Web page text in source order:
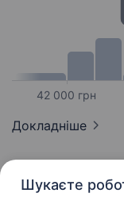
Шукаєте
42 000 грн
Докладніше